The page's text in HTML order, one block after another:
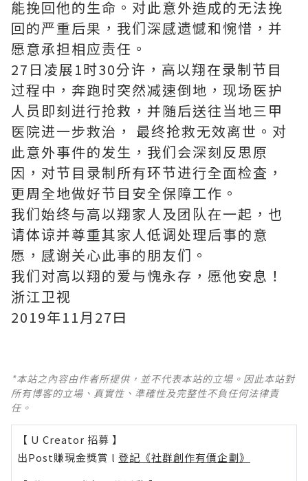
能挽回他的生命。对此意外造成的无法挽
回的严重后果，我们深感遗憾和惋惜，并
愿意承担相应责任。
27日凌展1时30分许，高以翔在录制节目
过程中，奔跑时突然减速倒地，现场医护
人员即刻逬行抢救，并随后送往当地三甲
医院进一步救治， 最终抢救无效离世。对
此意外事件的发生，我们会深刻反思原
因，对节目录制所有环节进行全面检査，
更周全地做好节目安全保障工作。
我们始终与高以翔家人及团队在一起，也
请体谅并尊重其家人低调处理后事的意
愿，感谢关心此事的朋友们。
我们对高以翔的爱与愧永存，愿他安息！
浙江卫视
2019年11月27曰
*本站之內容由作者所提供，並不代表本站的立場。因此本站對
所有博客的立場、真實性、準確性及完整性不負任何法律責
任。
【 U Creator 招募 】
出Post賺現金獎賞 l 登記《社群創作有價企劃》